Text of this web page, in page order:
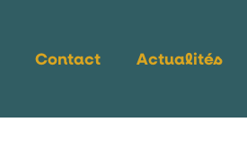
Contact Actualités